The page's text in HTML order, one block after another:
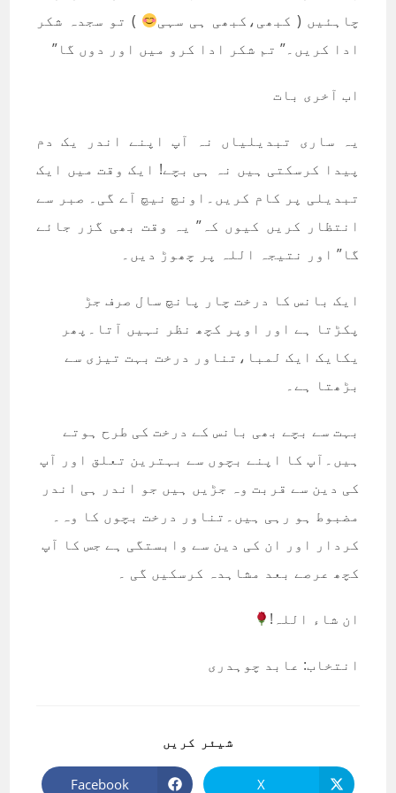
چاہئیں ( کبھی،کبھی ہی سہی
) تو سجدہ شکر
ادا کریں۔” تم شکر ادا کرو میں اور دوں گا”
اب آخری بات
یہ ساری تبدیلیاں نہ آپ اپنے اندر یک دم
پیدا کرسکتی ہیں نہ ہی بچے! ایک وقت میں ایک
تبدیلی پر کام کریں۔اونچ نیچ آے گی۔ صبر سے
انتظار کریں کیوں کہ” یہ وقت بھی گزر جائے
گا” اور نتیجہ اللہ پر چھوڑ دیں۔
ایک بانس کا درخت چار پانچ سال صرف جڑ
پکڑتا ہے اور اوپر کچھ نظر نہیں آتا۔پھر
یکایک ایک لمبا،تناور درخت بہت تیزی سے
بڑھتا ہے۔
بہت سے بچے بھی بانس کے درخت کی طرح ہوتے
ہیں۔آپ کا اپنے بچوں سے بہترین تعلق اور آپ
کی دین سے قربت وہ جڑیں ہیں جو اندر ہی اندر
مضبوط ہو رہی ہیں۔تناور درخت بچوں کا وہ۔
کردار اور ان کی دین سے وابستگی ہے جس کا آپ
کچھ عرصے بعد مشاہدہ کرسکیں گی ۔
ان شاء اللہ!
انتخاب: عابد چوہدری
شیئر کریںSHARE
CONTENT
Opens
X
Opens
Facebook